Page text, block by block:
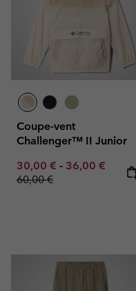
Coupe-vent
Challenger™ II Junior
Minimum sale price:
30,00 € - Maximum
36,00 €
60,00 €